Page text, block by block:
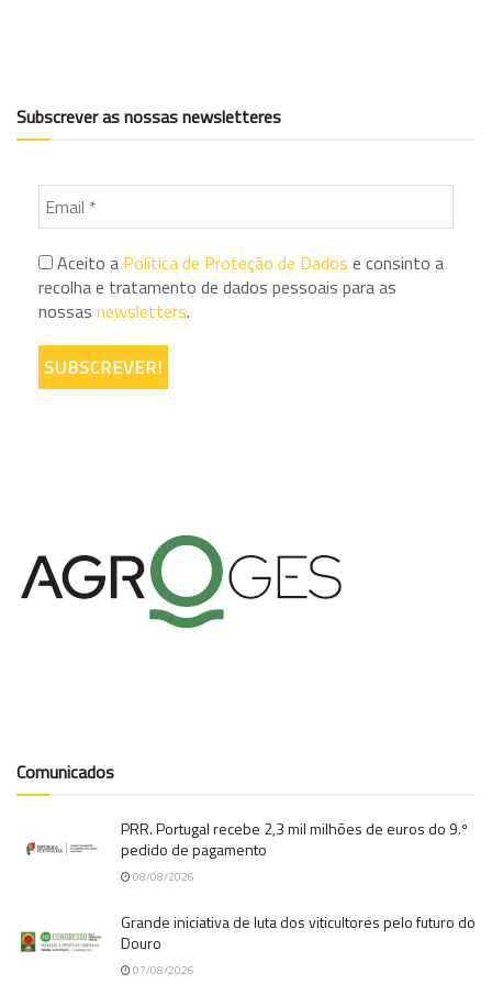
Subscrever as nossas newsletteres
Aceito a Política de Proteção de Dados e consinto a
recolha e tratamento de dados pessoais para as
nossas newsletters.
Comunicados
PRR. Portugal recebe 2,3 mil milhões de euros do 9.º
pedido de pagamento
08/08/2026
Grande iniciativa de luta dos viticultores pelo futuro do
Douro
07/08/2026